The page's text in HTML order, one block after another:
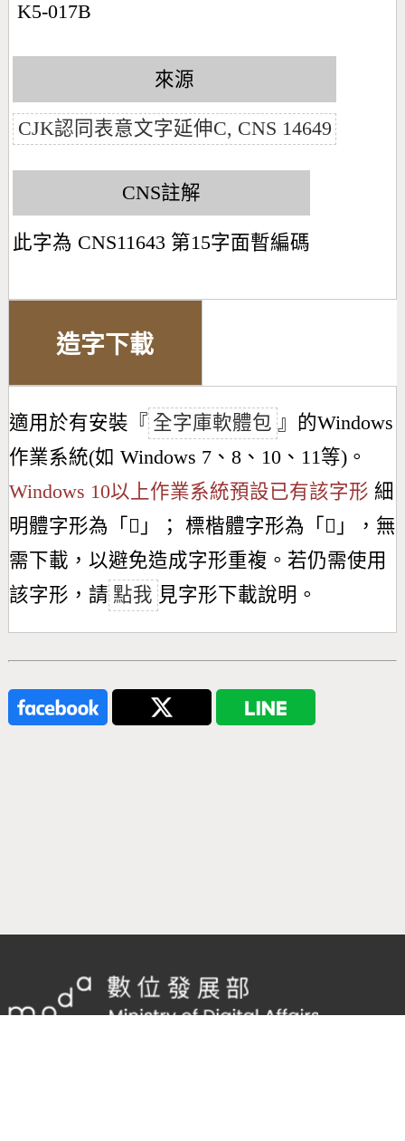
K5-017B
來源
CJK認同表意文字延伸C, CNS 14649
CNS註解
此字為 CNS11643 第15字面暫編碼
造字下載
適用於有安裝『 全字庫軟體包 』的Windows
作業系統(如 Windows 7、8、10、11等)。
Windows 10以上作業系統預設已有該字形 細
明體字形為「 𫊏 」； 標楷體字形為「 𫊏 」，無
需下載，以避免造成字形重複。若仍需使用
該字形，請 點我 見字形下載說明。